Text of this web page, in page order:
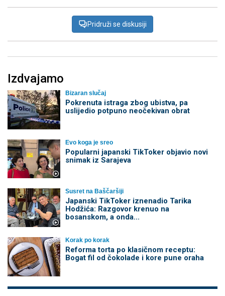
Pridruži se diskusiji
Izdvajamo
Bizaran slučaj
Pokrenuta istraga zbog ubistva, pa
uslijedio potpuno neočekivan obrat
Evo koga je sreo
Popularni japanski TikToker objavio novi
snimak iz Sarajeva
Susret na Baščaršiji
Japanski TikToker iznenadio Tarika
Hodžića: Razgovor krenuo na
bosanskom, a onda...
Korak po korak
Reforma torta po klasičnom receptu:
Bogat fil od čokolade i kore pune oraha